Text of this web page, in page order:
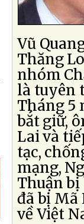
Vũ
Thăng
nhóm
là tuyên
Tháng 5
bắt giữ,
Lai và
tạc,
mạng,
Thuận
đã bị Mã
về Việt